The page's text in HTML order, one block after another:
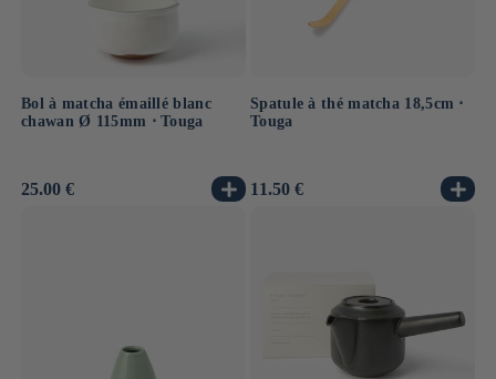
Bol à matcha émaillé blanc
chawan Ø 115mm ⋅ Touga
Prix
25.00 €
Spatule à thé matcha 18,5cm ⋅
Touga
Prix
11.50 €